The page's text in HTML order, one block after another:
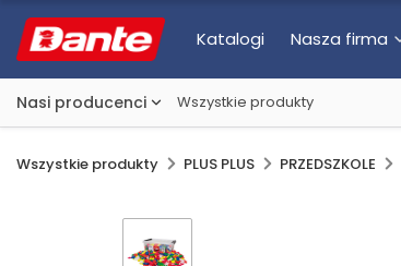
Katalogi Nasza firma
Nasi producenci Wszystkie produkty
Wszystkie produkty PLUS PLUS PRZEDSZKOLE